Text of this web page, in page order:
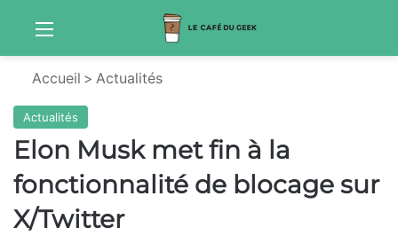
Menu
Accueil > Actualités
Actualités
Elon Musk met fin à la
fonctionnalité de blocage sur
X/Twitter